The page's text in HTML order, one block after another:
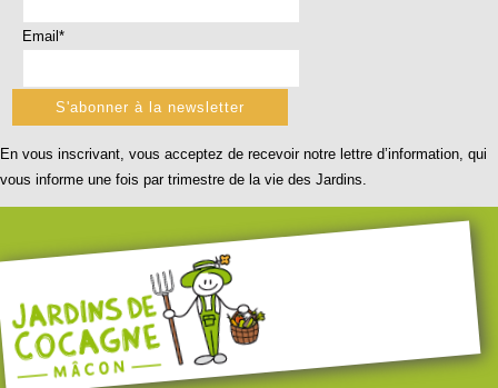
Email*
En vous inscrivant, vous acceptez de recevoir notre lettre d’information, qui
vous informe une fois par trimestre de la vie des Jardins.